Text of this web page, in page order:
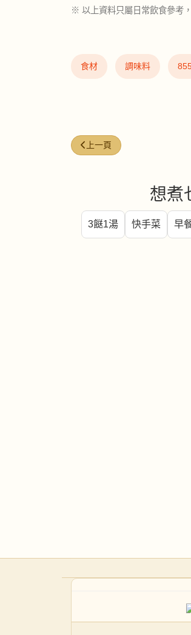
※ 以上資料只屬日常飲食參考
食材 調味料
上一篇文章: 雞肝 (Chicken
上一頁
想煮
3餸1湯 快手菜 早